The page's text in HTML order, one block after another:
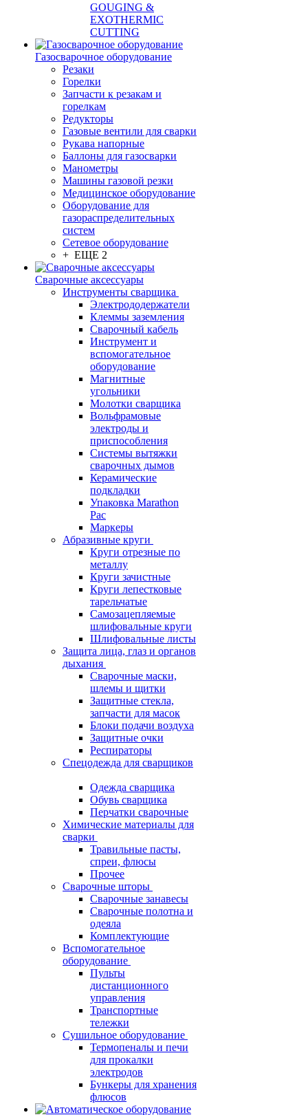
GOUGING &
EXOTHERMIC
CUTTING
Газосварочное оборудование
Резаки
Горелки
Запчасти к резакам и
горелкам
Редукторы
Газовые вентили для сварки
Рукава напорные
Баллоны для газосварки
Манометры
Машины газовой резки
Медицинское оборудование
Оборудование для
газораспределительных
систем
Сетевое оборудование
+ ЕЩЕ 2
Сварочные аксессуары
Инструменты сварщика
Электрододержатели
Клеммы заземления
Сварочный кабель
Инструмент и
вспомогательное
оборудование
Магнитные
угольники
Молотки сварщика
Вольфрамовые
электроды и
приспособления
Системы вытяжки
сварочных дымов
Керамические
подкладки
Упаковка Marathon
Pac
Маркеры
Абразивные круги
Круги отрезные по
металлу
Круги зачистные
Круги лепестковые
тарельчатые
Самозацепляемые
шлифовальные круги
Шлифовальные листы
Защита лица, глаз и органов
дыхания
Сварочные маски,
шлемы и щитки
Защитные стекла,
запчасти для масок
Блоки подачи воздуха
Защитные очки
Респираторы
Спецодежда для сварщиков
Одежда сварщика
Обувь сварщика
Перчатки сварочные
Химические материалы для
сварки
Травильные пасты,
спреи, флюсы
Прочее
Сварочные шторы
Сварочные занавесы
Сварочные полотна и
одеяла
Комплектующие
Вспомогательное
оборудование
Пульты
дистанционного
управления
Транспортные
тележки
Сушильное оборудование
Термопеналы и печи
для прокалки
электродов
Бункеры для хранения
флюсов